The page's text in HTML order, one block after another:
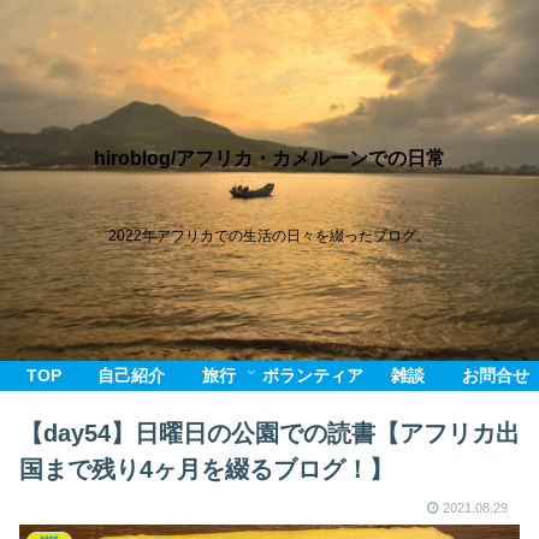
hiroblog/アフリカ・カメルーンでの日常
2022年アフリカでの生活の日々を綴ったブログ。
TOP 自己紹介 旅行 ボランティア 雑談 お問合せ
【day54】日曜日の公園での読書【アフリカ出
国まで残り4ヶ月を綴るブログ！】
2021.08.29